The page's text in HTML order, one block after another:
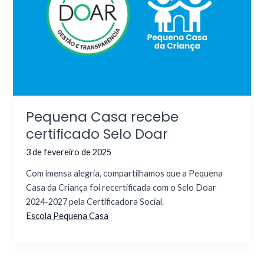
Pequena Casa recebe
certificado Selo Doar
3 de fevereiro de 2025
Com imensa alegria, compartilhamos que a Pequena
Casa da Criança foi recertificada com o Selo Doar
2024-2027 pela Certificadora Social.
Escola Pequena Casa